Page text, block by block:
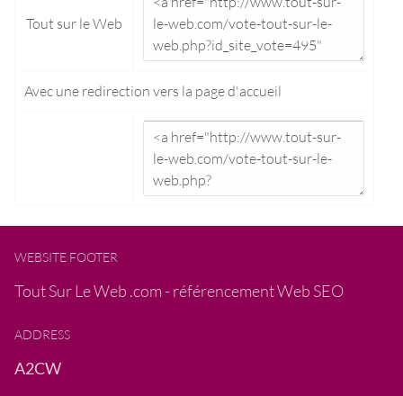
Tout sur le Web
Avec une redirection vers la page d'accueil
WEBSITE FOOTER
Tout Sur Le Web .com - référencement Web SEO
ADDRESS
A2CW